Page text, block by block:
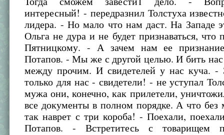
интересный! - передразнил Толстуха
лидера. - Но мало что нам даст. На Западе
Ольга не дура и не будет признаваться, что
Пятницкому. - А зачем нам ее
Потапов. - Мы же с другой целью. И бить
между прочим. И свидетелей у нас куча. -
только для нас - свидетели! - не уступал
мужа они, конечно, как прилетели,
все документы в полном порядке. А что
так наврет с три короба! - Поехали,
Потапов. - Встретитесь с товарищем